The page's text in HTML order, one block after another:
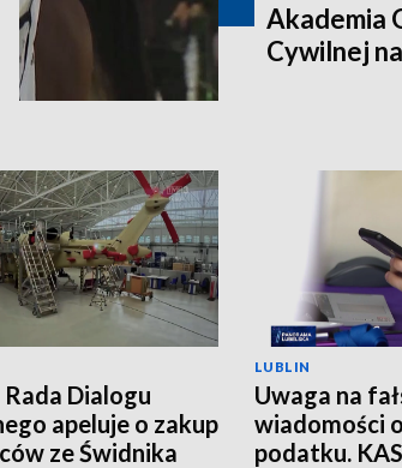
Akademia
Cywilnej
Rada Dialogu
apeluje o zakup
ze Świdnika
LUBLIN
Uwaga na
wiadomości
podatku.